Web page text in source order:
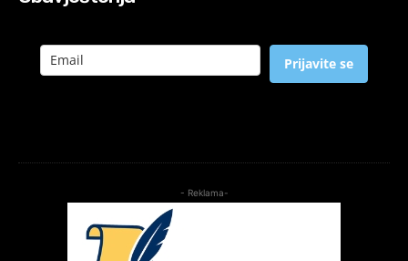
Prijavite se
- Reklama-